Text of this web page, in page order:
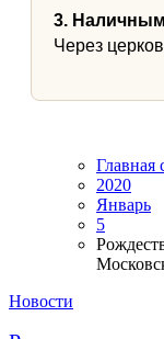
3.
Через
Главная
2020
Январь
5
Новости